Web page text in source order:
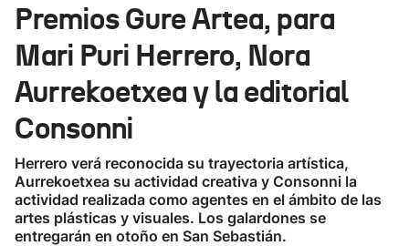
Ikusmiran
Eguraldia
Premios Gure Artea, para
Mari Puri Herrero, Nora
Aurrekoetxea y la editorial
Consonni
Herrero verá reconocida su trayectoria artística,
Aurrekoetxea su actividad creativa y Consonni la
actividad realizada como agentes en el ámbito de las
artes plásticas y visuales. Los galardones se
entregarán en otoño en San Sebastián.